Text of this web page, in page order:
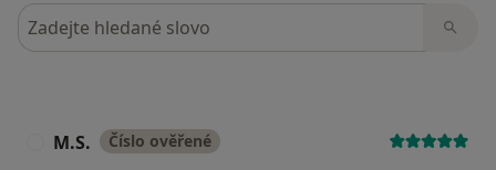
Hledejte v názorech
M.S. Číslo ověřené